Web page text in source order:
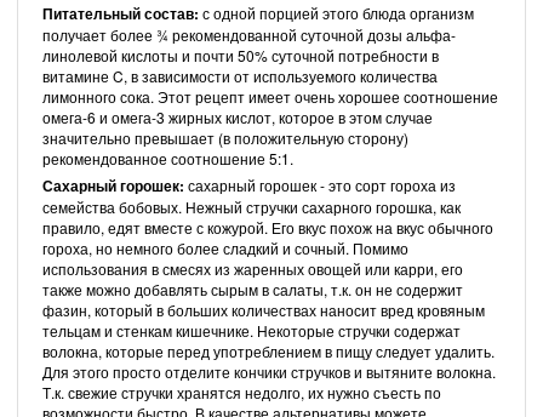
Питательный состав: с одной порцией этого блюда организм
получает более ¾ рекомендованной суточной дозы альфа-
линолевой кислоты и почти 50% суточной потребности в
витамине C, в зависимости от используемого количества
лимонного сока. Этот рецепт имеет очень хорошее соотношение
омега-6 и омега-3 жирных кислот, которое в этом случае
значительно превышает (в положительную сторону)
рекомендованное соотношение 5:1.
Сахарный горошек: сахарный горошек - это сорт гороха из
семейства бобовых. Нежный стручки сахарного горошка, как
правило, едят вместе с кожурой. Его вкус похож на вкус обычного
гороха, но немного более сладкий и сочный. Помимо
использования в смесях из жаренных овощей или карри, его
также можно добавлять сырым в салаты, т.к. он не содержит
фазин, который в больших количествах наносит вред кровяным
тельцам и стенкам кишечнике. Некоторые стручки содержат
волокна, которые перед употреблением в пищу следует удалить.
Для этого просто отделите кончики стручков и вытяните волокна.
Т.к. свежие стручки хранятся недолго, их нужно съесть по
возможности быстро. В качестве альтернативы можете